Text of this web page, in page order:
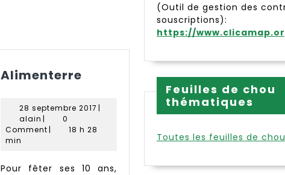
Alimenterre Alimenterre
28 septembre 2017 28
|
alain alain
|
0
Comment |
18 h 28
min
Pour fêter ses 10 ans,
(Outil de gestion des
souscriptions):
https://
Feuilles de chou
thématiques
Toutes les feuilles de chou